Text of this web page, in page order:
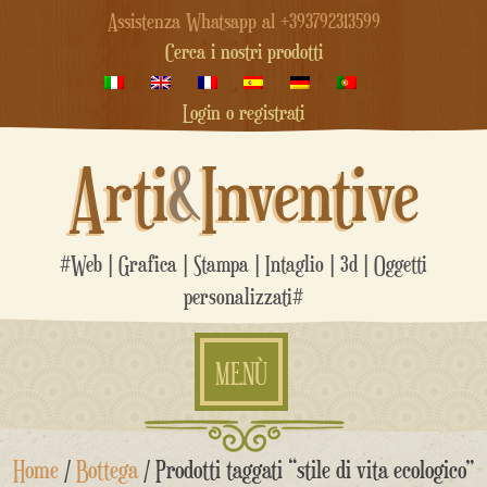
Assistenza Whatsapp al +393792313599
Cerca i nostri prodotti
Login o registrati
Arti&Inventive
#Web | Grafica | Stampa | Intaglio | 3d | Oggetti
personalizzati#
MENÙ
Salta
Home/Bottega/ Prodotti taggati “stile di vita ecologico”